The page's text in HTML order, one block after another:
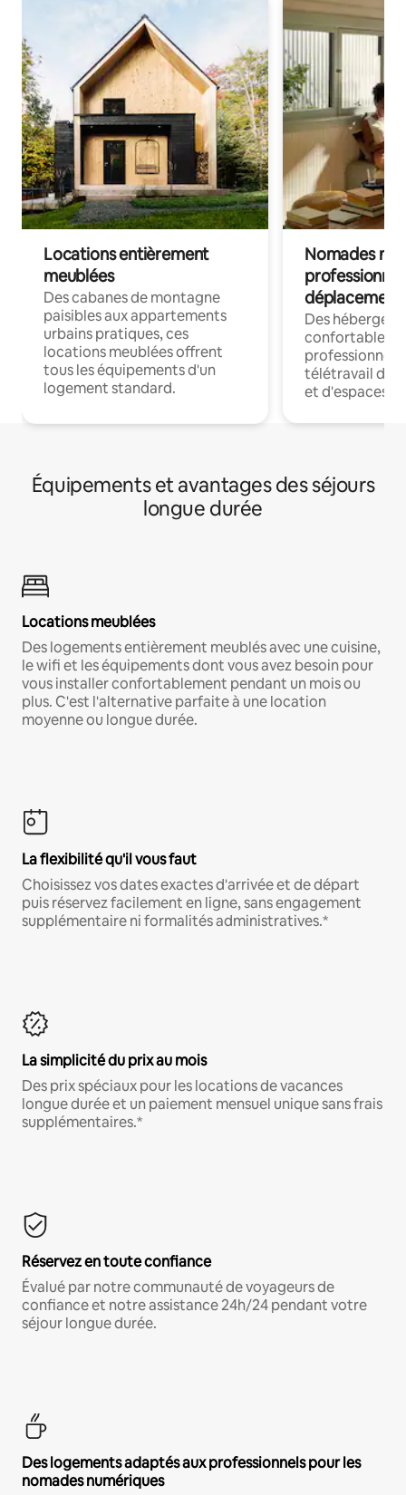
Locations entièrement
meublées
Des cabanes de montagne
paisibles aux appartements
urbains pratiques, ces
locations meublées offrent
tous les équipements d'un
logement standard.
Nomades
déplacement
Des
confortables
professionnels
télétravail
et d'espaces
Équipements et avantages des séjours
longue durée
Locations meublées
Des logements entièrement meublés avec une cuisine,
le wifi et les équipements dont vous avez besoin pour
vous installer confortablement pendant un mois ou
plus. C'est l'alternative parfaite à une location
moyenne ou longue durée.
La flexibilité qu'il vous faut
Choisissez vos dates exactes d'arrivée et de départ
puis réservez facilement en ligne, sans engagement
supplémentaire ni formalités administratives.*
La simplicité du prix au mois
Des prix spéciaux pour les locations de vacances
longue durée et un paiement mensuel unique sans frais
supplémentaires.*
Réservez en toute confiance
Évalué par notre communauté de voyageurs de
confiance et notre assistance 24h/24 pendant votre
séjour longue durée.
Des logements adaptés aux professionnels pour les
nomades numériques